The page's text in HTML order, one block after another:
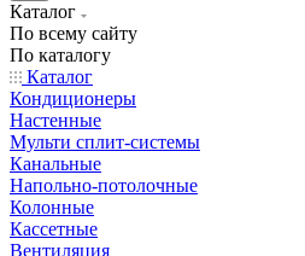
Каталог
По всему сайту
По каталогу
Каталог
Кондиционеры
Настенные
Мульти сплит-системы
Канальные
Напольно-потолочные
Колонные
Кассетные
Вентиляция